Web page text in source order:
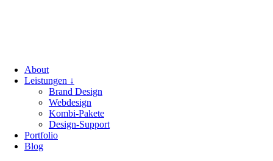
About
Leistungen ↓
Brand Design
Webdesign
Kombi-Pakete
Design-Support
Portfolio
Blog